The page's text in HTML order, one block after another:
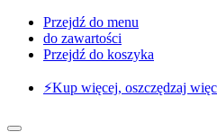
Przejdź do menu
do zawartości
Przejdź do koszyka
⚡️Kup więcej, oszczędzaj